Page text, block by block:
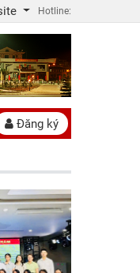
Hotline:
Đăng ký